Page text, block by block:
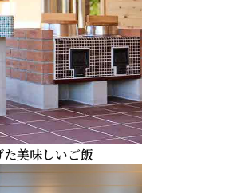
美味しいご飯